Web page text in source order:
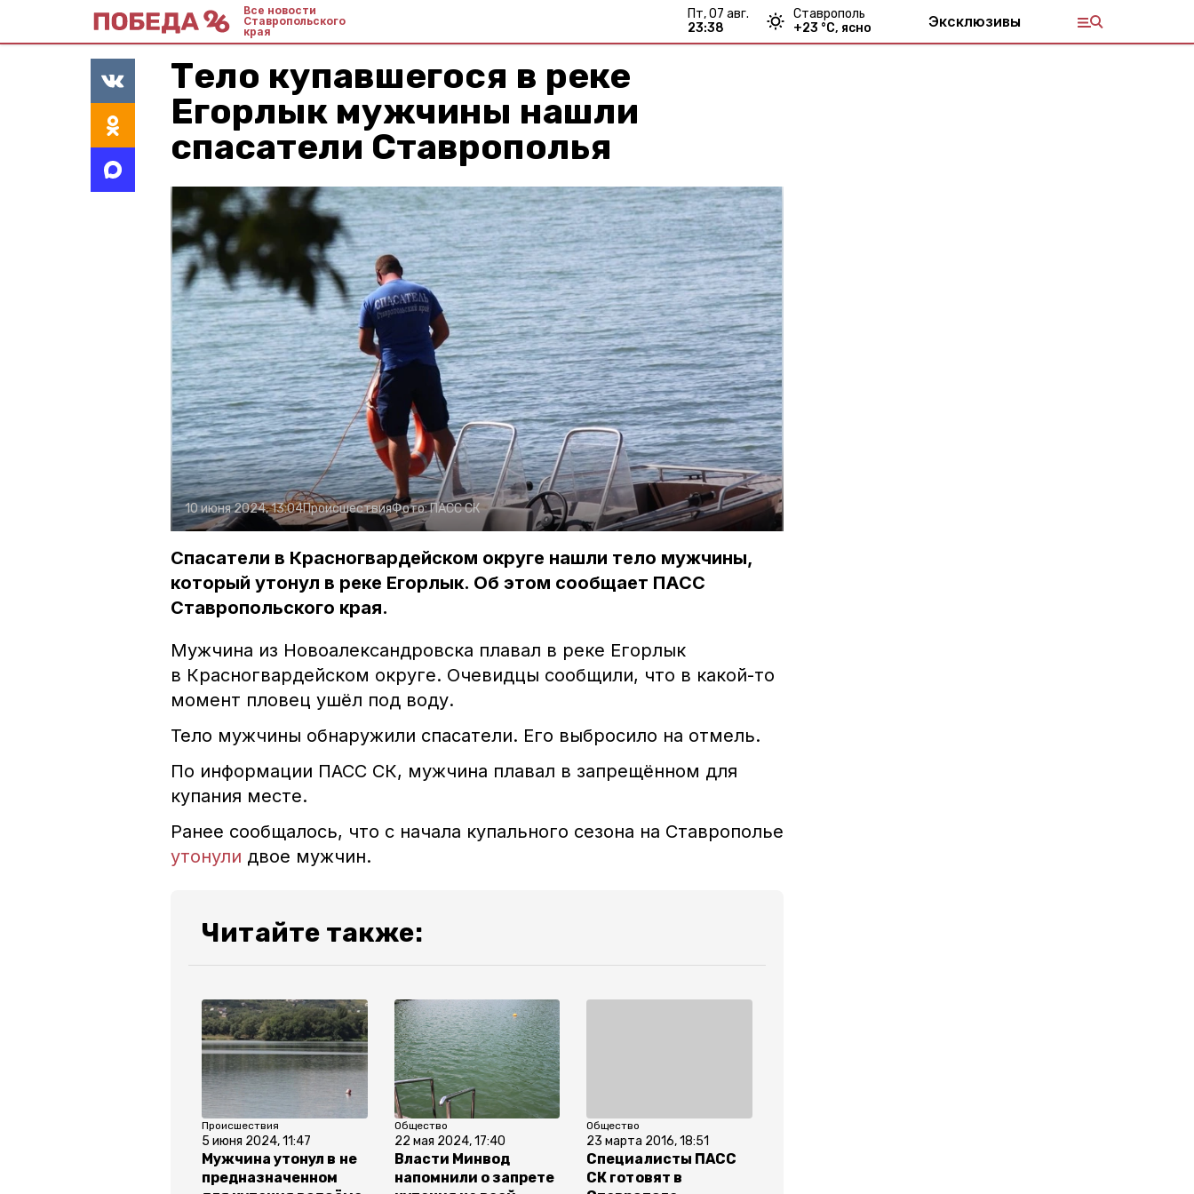
Все новости
Ставропольского
края
пт, 07 авг.
23:38
Ставрополь
+23 °С, ясно Эксклюзивы
Тело купавшегося в реке
Егорлык мужчины нашли
спасатели Ставрополья
10 июня 2024, 13:04ПроисшествияФото:ПАСС СК
Спасатели в Красногвардейском округе нашли тело мужчины,
который утонул в реке Егорлык. Об этом сообщает ПАСС
Ставропольского края.
Мужчина из Новоалександровска плавал в реке Егорлык
в Красногвардейском округе. Очевидцы сообщили, что в какой-то
момент пловец ушёл под воду.
Тело мужчины обнаружили спасатели. Его выбросило на отмель.
По информации ПАСС СК, мужчина плавал в запрещённом для
купания месте.
Ранее сообщалось, что с начала купального сезона на Ставрополье
утонули двое мужчин.
Читайте также:
Происшествия
5 июня 2024, 11:47
Мужчина утонул в не
предназначенном
Общество
22 мая 2024, 17:40
Власти Минвод
напомнили о запрете
Общество
23 марта 2016, 18:51
Специалисты ПАСС
СК готовят в